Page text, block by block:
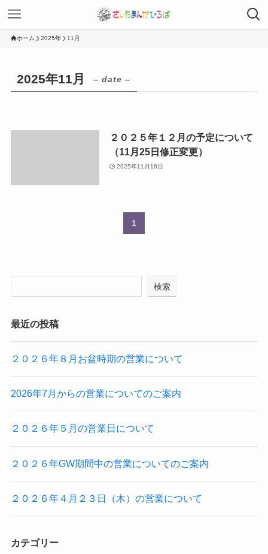
ホーム 2025年 11月
2025年11月 – date –
２０２５年１２月の予定について
（11月25日修正変更）
2025年11月18日
1
検索
最近の投稿
２０２６年８月お盆時期の営業について
2026年7月からの営業についてのご案内
２０２６年５月の営業日について
２０２６年GW期間中の営業についてのご案内
２０２６年４月２３日（木）の営業について
カテゴリー